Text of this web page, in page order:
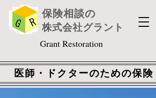
保険相談の
株式会社グラント
Grant Restoration
医師・ドクターのための保険